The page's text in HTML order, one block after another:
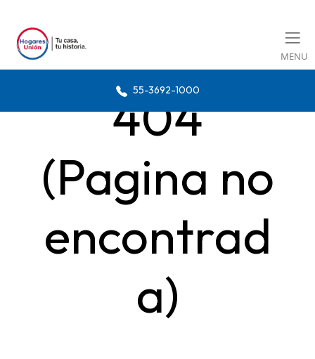
MENU
55-3692-1000
404
(Pagina no
encontrad
a)